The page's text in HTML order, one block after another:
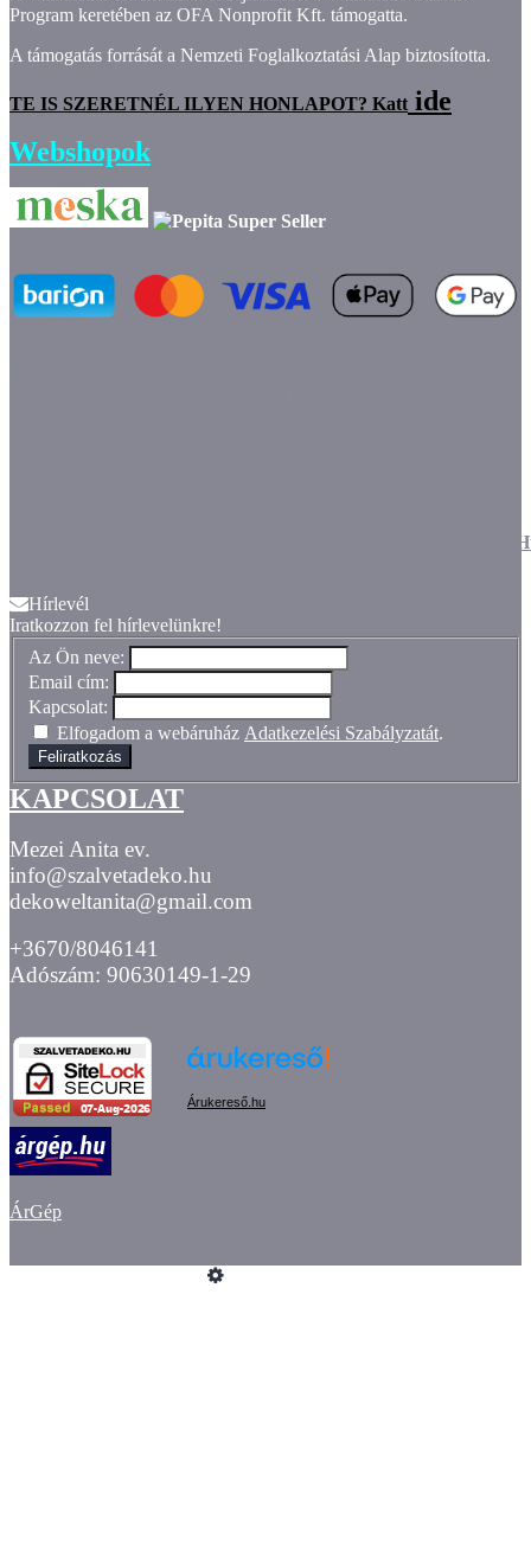
Program keretében az OFA Nonprofit Kft. támogatta.
A támogatás forrását a Nemzeti Foglalkoztatási Alap biztosította.
TE IS SZERETNÉL ILYEN HONLAPOT? Katt ide
Webshopok
>src="https://lh3.googleusercontent.com/d/
Hírlevél
Iratkozzon fel hírlevelünkre!
Az Ön neve:
Email cím:
Kapcsolat:
Elfogadom a webáruház Adatkezelési Szabályzatát.
Feliratkozás
KAPCSOLAT
Mezei Anita ev.
info@szalvetadeko.hu
dekoweltanita@gmail.com
+3670/8046141
Adószám: 90630149-1-29
Árukereső.hu
ÁrGép